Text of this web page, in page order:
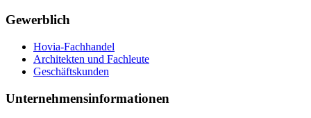
Gewerblich
Hovia-Fachhandel
Architekten und Fachleute
Geschäftskunden
Unternehmensinformationen